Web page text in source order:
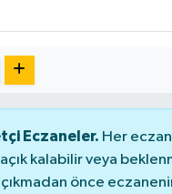
Eczaneler. Her
kalabilir veya
önce